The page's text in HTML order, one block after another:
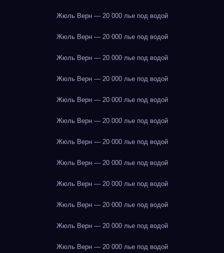
Жюль Верн — 20 000 лье под водой
Жюль Верн — 20 000 лье под водой
Жюль Верн — 20 000 лье под водой
Жюль Верн — 20 000 лье под водой
Жюль Верн — 20 000 лье под водой
Жюль Верн — 20 000 лье под водой
Жюль Верн — 20 000 лье под водой
Жюль Верн — 20 000 лье под водой
Жюль Верн — 20 000 лье под водой
Жюль Верн — 20 000 лье под водой
Жюль Верн — 20 000 лье под водой
Жюль Верн — 20 000 лье под водой